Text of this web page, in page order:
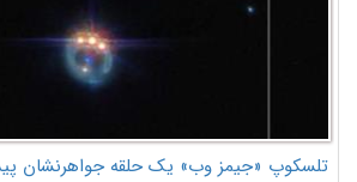
تلسکوپ «جیمز وب» یک حلقه جواهرنشان